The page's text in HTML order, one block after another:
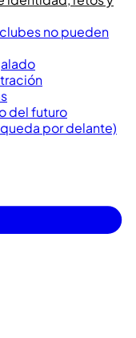
no pueden
del futuro
por delante)